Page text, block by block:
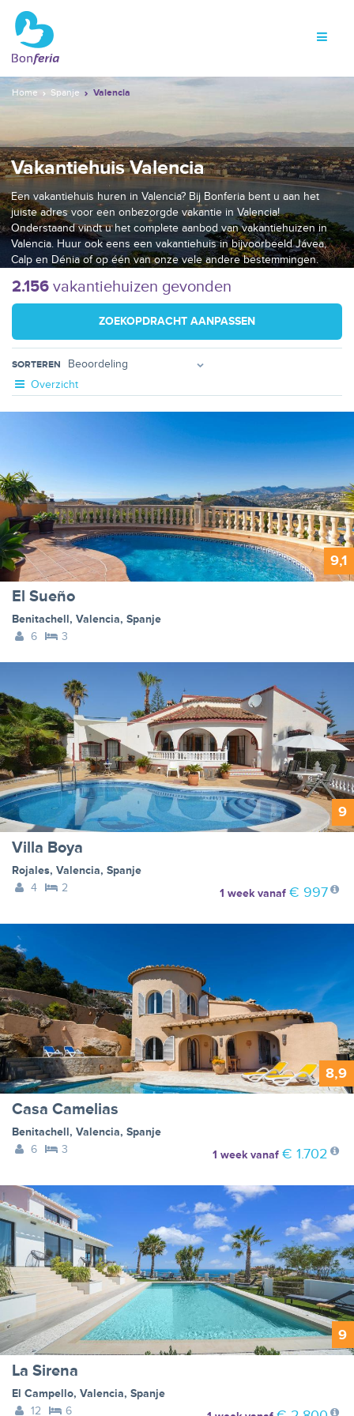
Home Spanje Valencia
Vakantiehuis Valencia
Een vakantiehuis huren in Valencia? Bij Bonferia bent u aan het
juiste adres voor een onbezorgde vakantie in Valencia!
Onderstaand vindt u het complete aanbod van vakantiehuizen in
Valencia. Huur ook eens een vakantiehuis in bijvoorbeeld Jávea,
Calp en Dénia of op één van onze vele andere bestemmingen.
2.156 vakantiehuizen gevonden
ZOEKOPDRACHT AANPASSEN
SORTEREN
Overzicht
9,1
El Sueño
Benitachell, Valencia, Spanje
6
3
9
Villa Boya
Rojales, Valencia, Spanje
4
2 1 weekvanaf € 997
8,9
Casa Camelias
Benitachell, Valencia, Spanje
6
3 1 weekvanaf € 1.702
9
La Sirena
El Campello, Valencia, Spanje
12
6